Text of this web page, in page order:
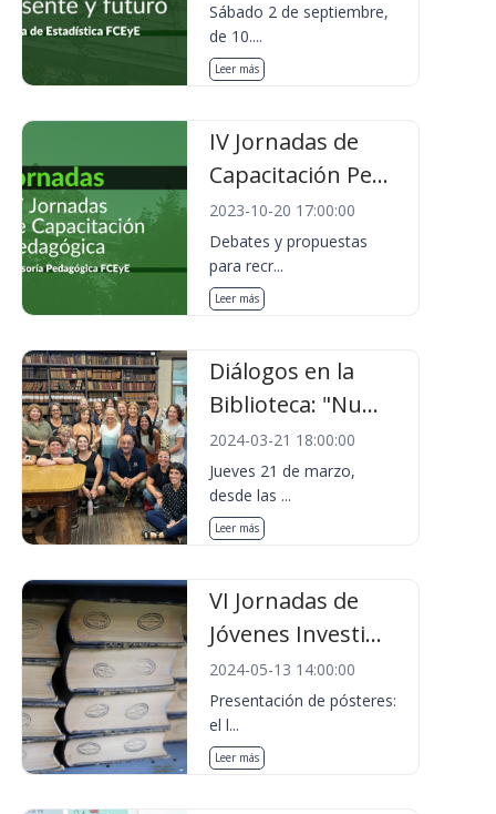
Sábado 2 de septiembre,
de 10....
Leer más
IV Jornadas de
Capacitación Pe...
2023-10-20 17:00:00
Debates y propuestas
para recr...
Leer más
Diálogos en la
Biblioteca: "Nu...
2024-03-21 18:00:00
Jueves 21 de marzo,
desde las ...
Leer más
VI Jornadas de
Jóvenes Investi...
2024-05-13 14:00:00
Presentación de pósteres:
el l...
Leer más